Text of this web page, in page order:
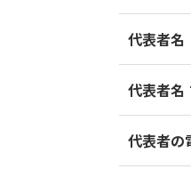
代表者名
代表者名
代表者の